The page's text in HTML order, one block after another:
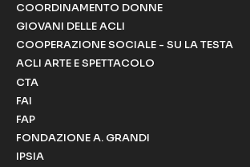
COORDINAMENTO DONNE
GIOVANI DELLE ACLI
COOPERAZIONE SOCIALE - SU LA TESTA
ACLI ARTE E SPETTACOLO
CTA
FAI
FAP
FONDAZIONE A. GRANDI
IPSIA